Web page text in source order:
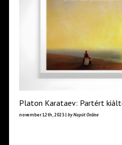
Platon Karataev: Partért
november 12th, 2023 | by Napút Online